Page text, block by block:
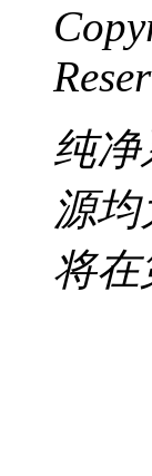
纯净
源
将在